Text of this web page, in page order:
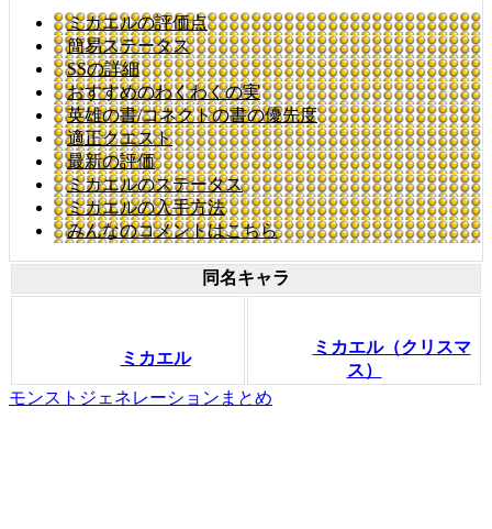
ミカエルの評価点
簡易ステータス
SSの詳細
おすすめのわくわくの実
英雄の書/コネクトの書の優先度
適正クエスト
最新の評価
ミカエルのステータス
ミカエルの入手方法
みんなのコメントはこちら
同名キャラ
ミカエル
ミカエル（クリスマ
ス）
モンストジェネレーションまとめ